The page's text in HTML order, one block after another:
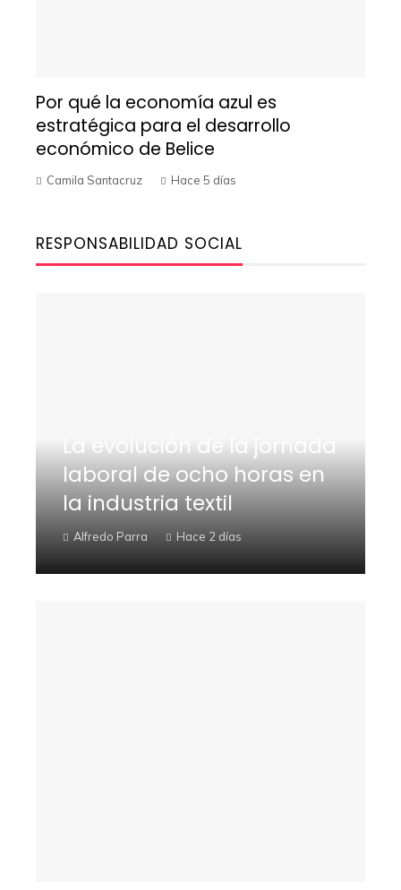
Por qué la economía azul es
estratégica para el desarrollo
económico de Belice
Camila Santacruz Hace 5 días
RESPONSABILIDAD SOCIAL
La evolución de la jornada
laboral de ocho horas en
la industria textil
Alfredo Parra Hace 2 días